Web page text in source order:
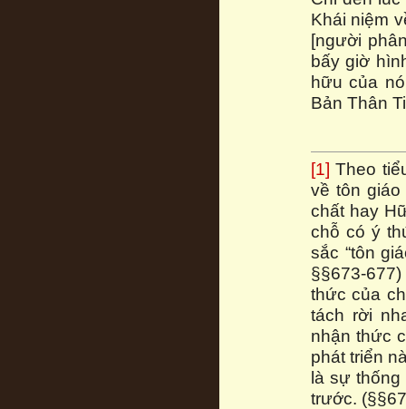
Khái niệm
[người
bấy giờ
hữu của
Bản Thân
[1] Theo
về tôn
chất hay
chỗ có ý
sắc “tôn
§§673-
thức của
tách rời
nhận thức
phát triển
là sự
trước.